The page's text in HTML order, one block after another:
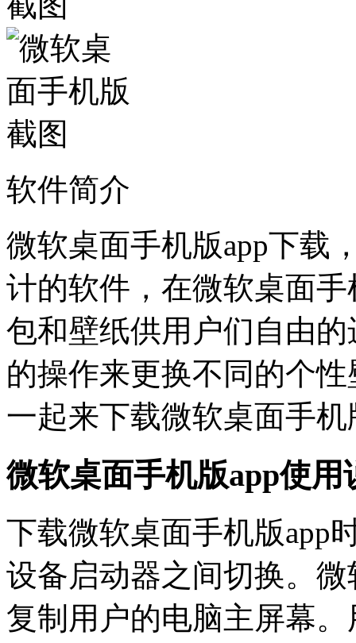
软件简介
微软桌面手机版app下载
计的软件，在微软桌面
包和壁纸供用户们自由
的操作来更换不同的个
一起来下载微软桌面手机
微软桌面手机版app使用
下载微软桌面手机版app
设备启动器之间切换。
复制用户的电脑主屏幕。